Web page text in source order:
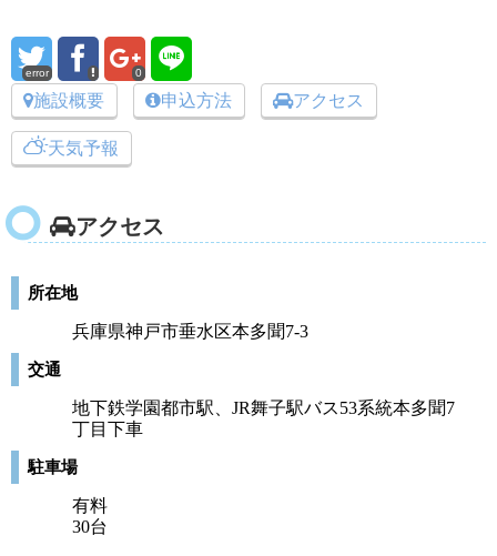
error 0
施設概要 申込方法 アクセス
天気予報
アクセス
所在地
兵庫県神戸市垂水区本多聞7-3
交通
地下鉄学園都市駅、JR舞子駅バス53系統本多聞7
丁目下車
駐車場
有料
30台